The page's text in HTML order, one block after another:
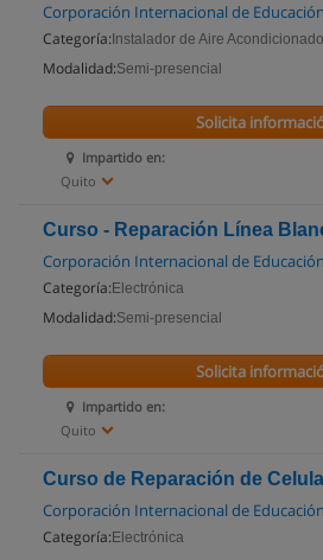
Corporación Internacional de
Categoría: Instalador de Aire Acondicionado
Modalidad:Semi-presencial
Impartido en:
Quito
Solicita
Curso - Reparación Línea
Corporación Internacional de
Categoría: Electrónica
Modalidad:Semi-presencial
Impartido en:
Quito
Solicita
Curso de Reparación de
Corporación Internacional de
Categoría: Electrónica